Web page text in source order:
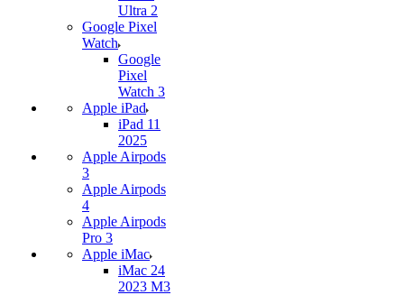
Ultra 2
Google Pixel
Watch
Google
Pixel
Watch 3
Apple iPad
iPad 11
2025
Apple Airpods
3
Apple Airpods
4
Apple Airpods
Pro 3
Apple iMac
iMac 24
2023 M3